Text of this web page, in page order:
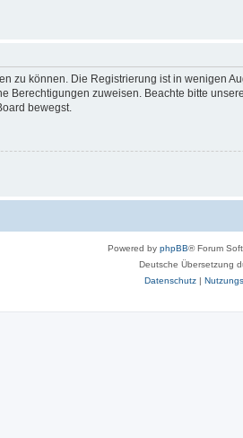
zu können. Die Registrierung ist in wenigen
Berechtigungen zuweisen. Beachte bitte
bewegst.
Powered by phpBB® Forum
Deutsche Übersetzung
Datenschutz|